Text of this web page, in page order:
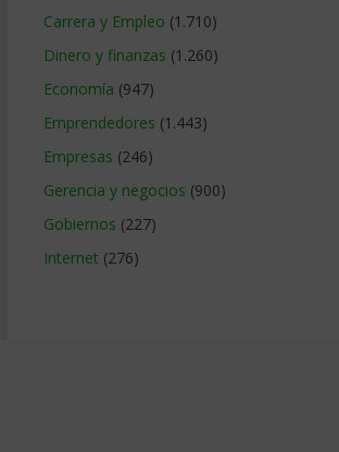
Carrera y Empleo (1.710)
Dinero y finanzas (1.260)
Economía (947)
Emprendedores (1.443)
Empresas (246)
Gerencia y negocios (900)
Gobiernos (227)
Internet (276)